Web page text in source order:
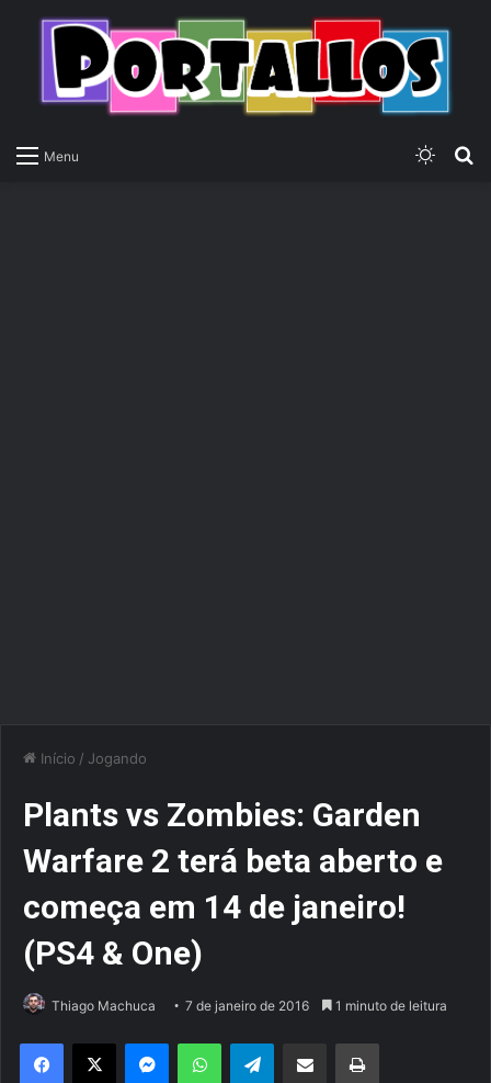
Menu
Início / Jogando
Plants vs Zombies: Garden
Warfare 2 terá beta aberto e
começa em 14 de janeiro!
(PS4 & One)
Thiago Machuca 7 de janeiro de 2016 1 minuto de leitura